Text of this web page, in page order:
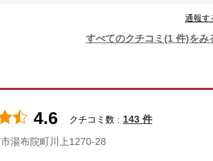
通報す
すべてのクチコミ(1 件)をみ
4.6 クチコミ数 : 143 件
湯布院町川上1270-28